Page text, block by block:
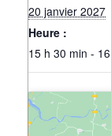
20 janvier 2027
Heure :
15 h 30 min -